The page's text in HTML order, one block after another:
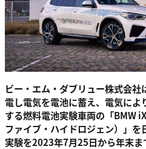
ビー・エム・ダブリュー株式会
電し電気を電池に蓄え、電気に
する燃料電池実験車両の「BMW
ファイブ・ハイドロジェン）」
実験を2023年7月25日から年末ま